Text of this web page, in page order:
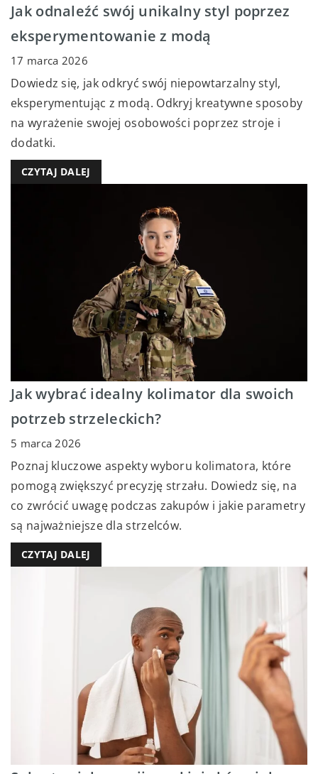
Jak odnaleźć swój unikalny styl poprzez
eksperymentowanie z modą
17 marca 2026
Dowiedz się, jak odkryć swój niepowtarzalny styl,
eksperymentując z modą. Odkryj kreatywne sposoby
na wyrażenie swojej osobowości poprzez stroje i
dodatki.
CZYTAJ DALEJ
Jak wybrać idealny kolimator dla swoich
potrzeb strzeleckich?
5 marca 2026
Poznaj kluczowe aspekty wyboru kolimatora, które
pomogą zwiększyć precyzję strzału. Dowiedz się, na
co zwrócić uwagę podczas zakupów i jakie parametry
są najważniejsze dla strzelców.
CZYTAJ DALEJ